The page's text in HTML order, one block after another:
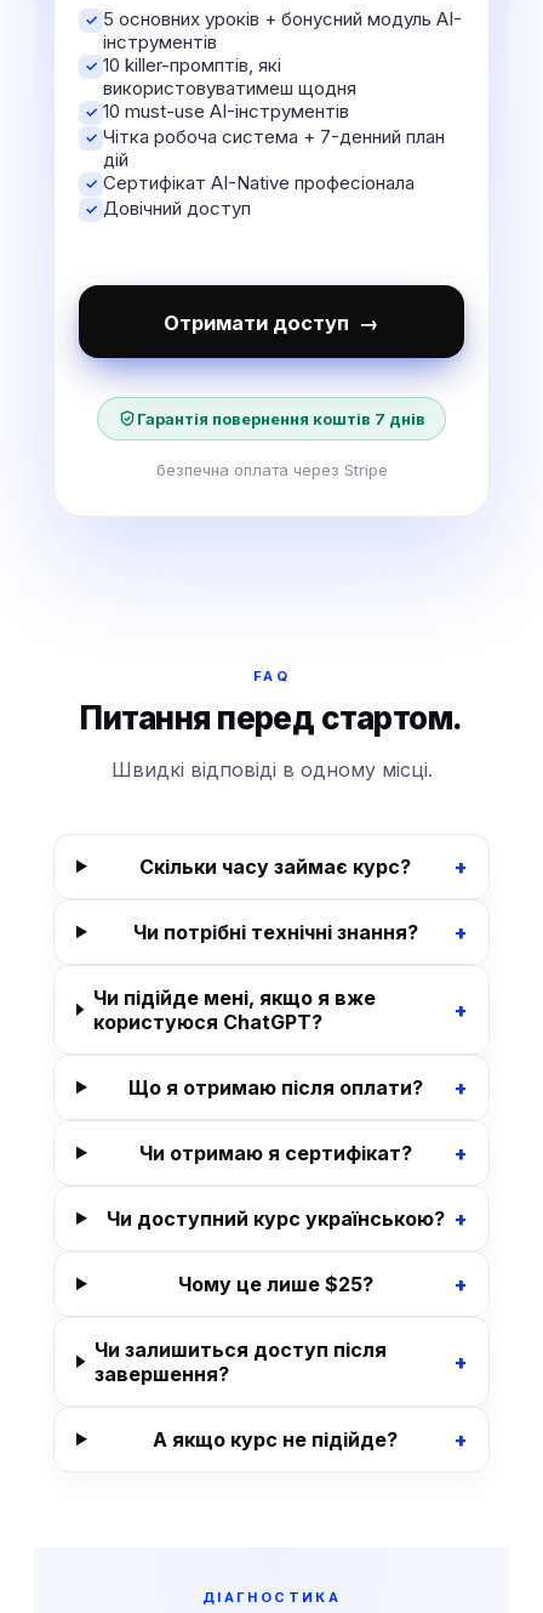
✓ 5 основних уроків + бонусний модуль AI-
інструментів
✓ 10 killer-промптів, які
використовуватимеш щодня
✓ 10 must-use AI-інструментів
✓ Чітка робоча система + 7-денний план
дій
✓ Сертифікат AI-Native професіонала
✓ Довічний доступ
Отримати доступ →
Гарантія повернення коштів 7 днів
безпечна оплата через Stripe
FAQ
Питання перед стартом.
Швидкі відповіді в одному місці.
Скільки часу займає курс? +
Чи потрібні технічні знання? +
Чи підійде мені, якщо я вже
користуюся ChatGPT?
+
Що я отримаю після оплати? +
Чи отримаю я сертифікат? +
Чи доступний курс українською? +
Чому це лише $25? +
Чи залишиться доступ після
завершення?
+
А якщо курс не підійде? +
ДІАГНОСТИКА